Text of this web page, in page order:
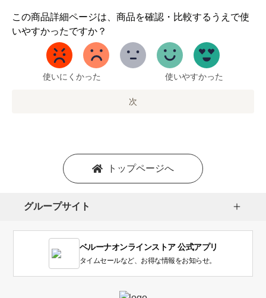
この商品詳細ページは、商品を確認・比較するうえで使
いやすかったですか？
1
か
い
使いにくかった 使いやすかった
次
トップページへ
グループサイト
ベルーナオンラインストア 公式アプリ
タイムセールなど、お得な情報をお知らせ。